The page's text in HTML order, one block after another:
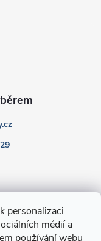
k personalizaci
médií a
používání webu